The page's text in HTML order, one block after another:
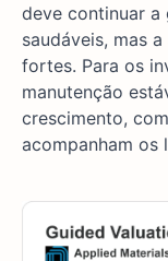
deve continuar a
saudáveis, mas
fortes. Para os
manutenção
crescimento,
acompanham os